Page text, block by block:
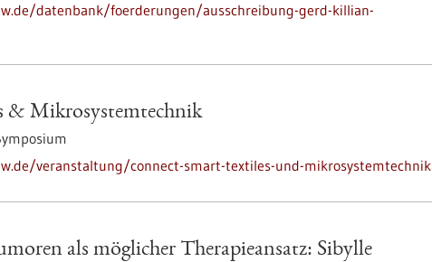
datenbank/foerderungen/ausschreibung-gerd-killian-
& Mikrosystemtechnik
veranstaltung/connect-smart-textiles-und-mikrosystemtechnik
als möglicher Therapieansatz: Sibylle